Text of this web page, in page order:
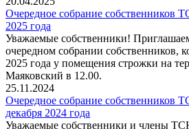
Очередное собрание собственников
2025 года
Уважаемые собственники!
очередном собрании собственников,
2025 года у помещения строжки на
Маяковский в 12.00.
25.11.2024
Очередное собрание собственников
декабря 2024 года
Уважаемые собственники и члены